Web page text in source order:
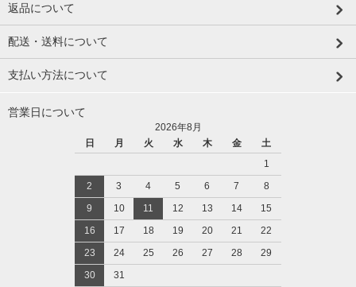
返品について
配送・送料について
支払い方法について
営業日について
2026年8月
日
月 火 水 木 金
土
1
2
3 4 5 6 7
8
9
10 11 12 13 14
15
16
17 18 19 20 21
22
23
24 25 26 27 28
29
30
31